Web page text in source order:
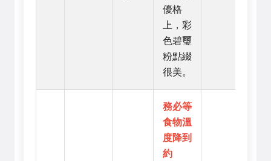
優格
上，彩
色碧璽
粉點綴
很美。
務必等
食物溫
度降到
約